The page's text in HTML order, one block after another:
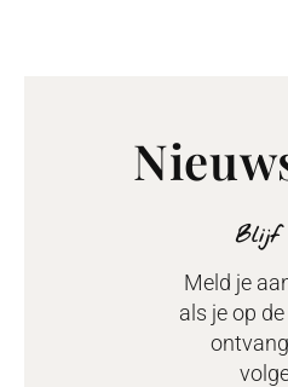
Blijf
Meld je
als je op